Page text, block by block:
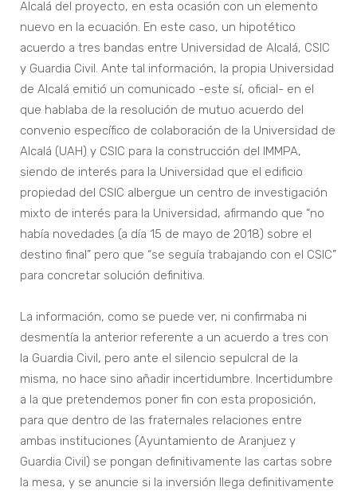
Alcalá del proyecto, en esta ocasión con un elemento
nuevo en la ecuación. En este caso, un hipotético
acuerdo a tres bandas entre Universidad de Alcalá, CSIC
y Guardia Civil. Ante tal información, la propia Universidad
de Alcalá emitió un comunicado -este sí, oficial- en el
que hablaba de la resolución de mutuo acuerdo del
convenio específico de colaboración de la Universidad de
Alcalá (UAH) y CSIC para la construcción del IMMPA,
siendo de interés para la Universidad que el edificio
propiedad del CSIC albergue un centro de investigación
mixto de interés para la Universidad, afirmando que “no
había novedades (a día 15 de mayo de 2018) sobre el
destino final” pero que “se seguía trabajando con el CSIC”
para concretar solución definitiva.
La información, como se puede ver, ni confirmaba ni
desmentía la anterior referente a un acuerdo a tres con
la Guardia Civil, pero ante el silencio sepulcral de la
misma, no hace sino añadir incertidumbre. Incertidumbre
a la que pretendemos poner fin con esta proposición,
para que dentro de las fraternales relaciones entre
ambas instituciones (Ayuntamiento de Aranjuez y
Guardia Civil) se pongan definitivamente las cartas sobre
la mesa, y se anuncie si la inversión llega definitivamente